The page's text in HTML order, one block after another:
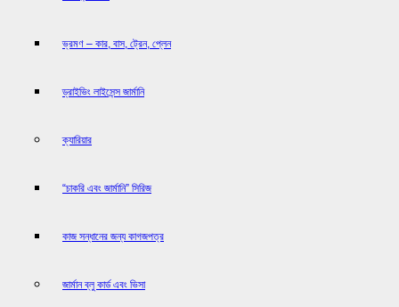
ভ্রমণ – কার, বাস, ট্রেন, প্লেন
ড্রাইভিং লাইসেন্স জার্মানি
ক্যারিয়ার
“চাকরি এবং জার্মানি” সিরিজ
কাজ সন্ধানের জন্য কাগজপত্র
জার্মান ব্লু কার্ড এবং ভিসা